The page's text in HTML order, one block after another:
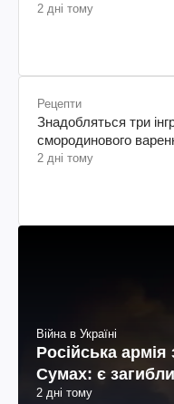
2 дні тому
Рецепти
Знадобляться три
смородинового
2 дні тому
Війна в Україні
Російська армія
Сумах: є
2 дні тому